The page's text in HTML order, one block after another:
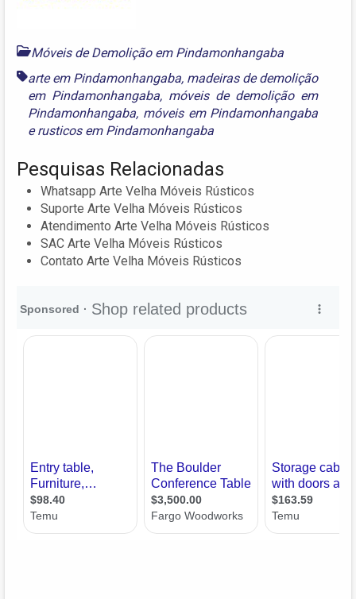
Móveis de Demolição em Pindamonhangaba
arte em Pindamonhangaba, madeiras de demolição
em Pindamonhangaba, móveis de demolição em
Pindamonhangaba, móveis em Pindamonhangaba
erusticos em Pindamonhangaba
Pesquisas Relacionadas
Whatsapp Arte Velha Móveis Rústicos
Suporte Arte Velha Móveis Rústicos
Atendimento Arte Velha Móveis Rústicos
SAC Arte Velha Móveis Rústicos
Contato Arte Velha Móveis Rústicos